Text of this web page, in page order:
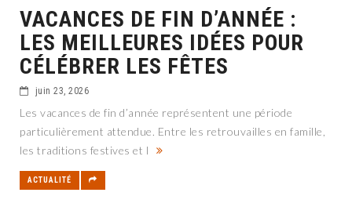
VACANCES DE FIN D’ANNÉE :
LES MEILLEURES IDÉES POUR
CÉLÉBRER LES FÊTES
juin 23, 2026
Les vacances de fin d’année représentent une période
particulièrement attendue. Entre les retrouvailles en famille,
les traditions festives et l
ACTUALITÉ